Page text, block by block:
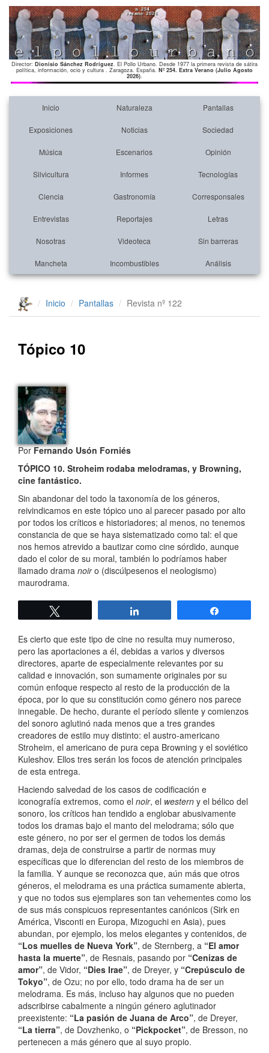
Director: Dionisio Sánchez Rodríguez. El Pollo Urbano. Desde 1977 la primera revista de sátira
política, información, ocio y cultura . Zaragoza. España. Nº 254. Extra Verano (Julio Agosto
2026).
Inicio Naturaleza Pantallas
Exposiciones Noticias Sociedad
Música Escenarios Opinión
Silvicultura Informes Tecnologías
Ciencia Gastronomía Corresponsales
Entrevistas Reportajes Letras
Nosotras Videoteca Sin barreras
Mancheta Incombustibles Análisis
Inicio Pantallas Revista nº 122
Tópico 10
PorFernando Usón Forniés
TÓPICO 10. Stroheim rodaba melodramas, y Browning,
cine fantástico.
Sin abandonar del todo la taxonomía de los géneros,
reivindicamos en este tópico uno al parecer pasado por alto
por todos los críticos e historiadores; al menos, no tenemos
constancia de que se haya sistematizado como tal: el que
nos hemos atrevido a bautizar como cine sórdido, aunque
dado el color de su moral, también lo podríamos haber
llamado drama noiro (discúlpesenos el neologismo)
maurodrama.
Es cierto que este tipo de cine no resulta muy numeroso,
pero las aportaciones a él, debidas a varios y diversos
directores, aparte de especialmente relevantes por su
calidad e innovación, son sumamente originales por su
común enfoque respecto al resto de la producción de la
época, por lo que su constitución como género nos parece
innegable. De hecho, durante el período silente y comienzos
del sonoro aglutinó nada menos que a tres grandes
creadores de estilo muy distinto: el austro-americano
Stroheim, el americano de pura cepa Browning y el soviético
Kuleshov. Ellos tres serán los focos de atención principales
de esta entrega.
Haciendo salvedad de los casos de codificación e
iconografía extremos, como el noir, el western y el bélico del
sonoro, los críticos han tendido a englobar abusivamente
todos los dramas bajo el manto del melodrama; sólo que
este género, no por ser el germen de todos los demás
dramas, deja de construirse a partir de normas muy
específicas que lo diferencian del resto de los miembros de
la familia. Y aunque se reconozca que, aún más que otros
géneros, el melodrama es una práctica sumamente abierta,
y que no todos sus ejemplares son tan vehementes como los
de sus más conspicuos representantes canónicos (Sirk en
América, Visconti en Europa, Mizoguchi en Asia), pues
abundan, por ejemplo, los melos elegantes y contenidos, de
“Los muelles de Nueva York”, de Sternberg, a “El amor
hasta la muerte”, de Resnais, pasando por “Cenizas de
amor”, de Vidor, “Dies Irae”, de Dreyer, y “Crepúsculo de
Tokyo”, de Ozu; no por ello, todo drama ha de ser un
melodrama. Es más, incluso hay algunos que no pueden
adscribirse cabalmente a ningún género aglutinador
preexistente: “La pasión de Juana de Arco”, de Dreyer,
“La tierra”, de Dovzhenko, o “Pickpocket”, de Bresson, no
pertenecen a más género que al suyo propio.